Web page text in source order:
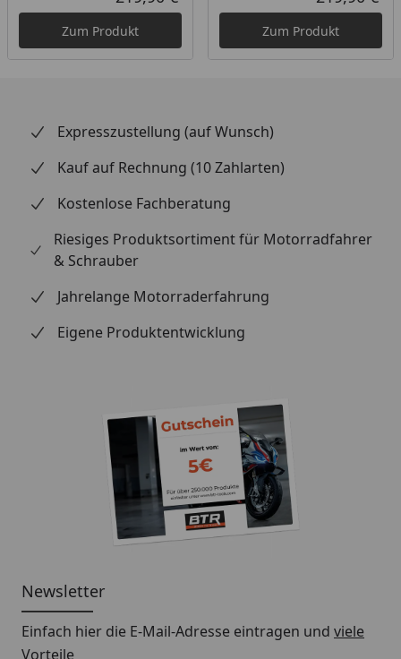
Aktueller Preis
Zum Produkt Zum Produkt
Expresszustellung (auf Wunsch)
Kauf auf Rechnung (10 Zahlarten)
Kostenlose Fachberatung
Riesiges Produktsortiment für Motorradfahrer
& Schrauber
Jahrelange Motorraderfahrung
Eigene Produktentwicklung
Newsletter
Einfach hier die E-Mail-Adresse eintragen und viele
Vorteile